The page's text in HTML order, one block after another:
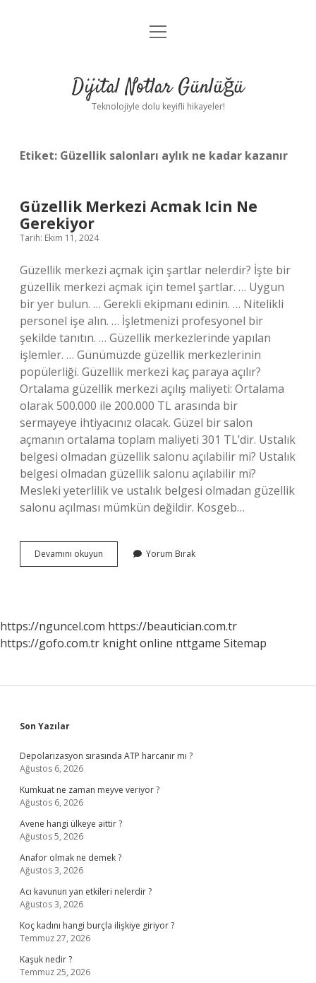
Anasayfa
Yasal Uyarı
menüyü
Dijital Notlar Günlüğü
Teknolojiyle dolu keyifli hikayeler!
Etiket: Güzellik salonları aylık ne kadar kazanır
Güzellik Merkezi Acmak Icin Ne
Gerekiyor
Tarih: Ekim 11, 2024
Güzellik merkezi açmak için şartlar nelerdir? İşte bir
güzellik merkezi açmak için temel şartlar. … Uygun
bir yer bulun. … Gerekli ekipmanı edinin. … Nitelikli
personel işe alın. … İşletmenizi profesyonel bir
şekilde tanıtın. … Güzellik merkezlerinde yapılan
işlemler. … Günümüzde güzellik merkezlerinin
popülerliği. Güzellik merkezi kaç paraya açılır?
Ortalama güzellik merkezi açılış maliyeti: Ortalama
olarak 500.000 ile 200.000 TL arasında bir
sermayeye ihtiyacınız olacak. Güzel bir salon
açmanın ortalama toplam maliyeti 301 TL’dir. Ustalık
belgesi olmadan güzellik salonu açılabilir mi? Ustalık
belgesi olmadan güzellik salonu açılabilir mi?
Mesleki yeterlilik ve ustalık belgesi olmadan güzellik
salonu açılması mümkün değildir. Kosgeb…
Devamını okuyun
Merkezi
Yorum Bırak
https://nguncel.com https://beautician.com.tr
https://gofo.com.tr knight online nttgame Sitemap
Sidebar
Son Yazılar
Depolarizasyon sırasında ATP harcanır mı ?
Ağustos 6, 2026
Kumkuat ne zaman meyve veriyor ?
Ağustos 6, 2026
Avene hangi ülkeye aittir ?
Ağustos 5, 2026
Anafor olmak ne demek ?
Ağustos 3, 2026
Acı kavunun yan etkileri nelerdir ?
Ağustos 3, 2026
Koç kadını hangi burçla ilişkiye giriyor ?
Temmuz 27, 2026
Kaşuk nedir ?
Temmuz 25, 2026